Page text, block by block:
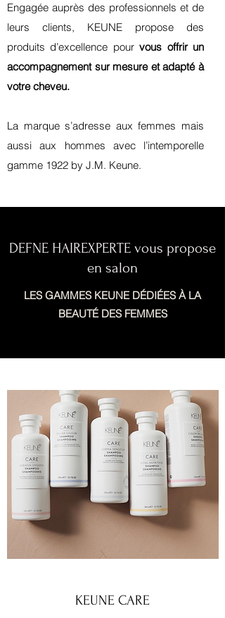
Engagée auprès des professionnels et de
leurs clients, KEUNE propose des
produits d’excellence pourvous offrir un
accompagnement sur mesure et adapté à
votre cheveu.
La marque s’adresse aux femmes mais
aussi aux hommes avec l’intemporelle
gamme 1922 by J.M. Keune.
DEFNE HAIREXPERTE vous propose
en salon
LES GAMMES KEUNE DÉDIÉES À LA
BEAUTÉ DES FEMMES
KEUNE CARE